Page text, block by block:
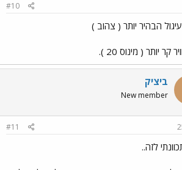
#10
הבהיר יותר ( צהוב )
קר יותר ( מינוס 20 ).
ביציק
New member
#11
לזה..